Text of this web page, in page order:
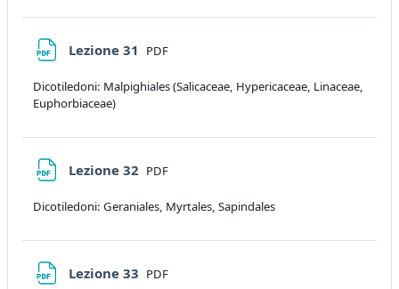
Lezione 31 File
PDF
Dicotiledoni: Malpighiales (Salicaceae, Hypericaceae, Linaceae,
Euphorbiaceae)
Lezione 32 File
PDF
Dicotiledoni: Geraniales, Myrtales, Sapindales
Lezione 33 File
PDF